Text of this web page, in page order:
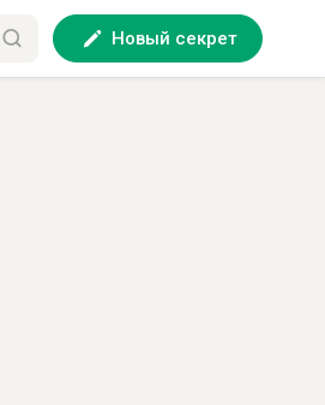
Новый секрет